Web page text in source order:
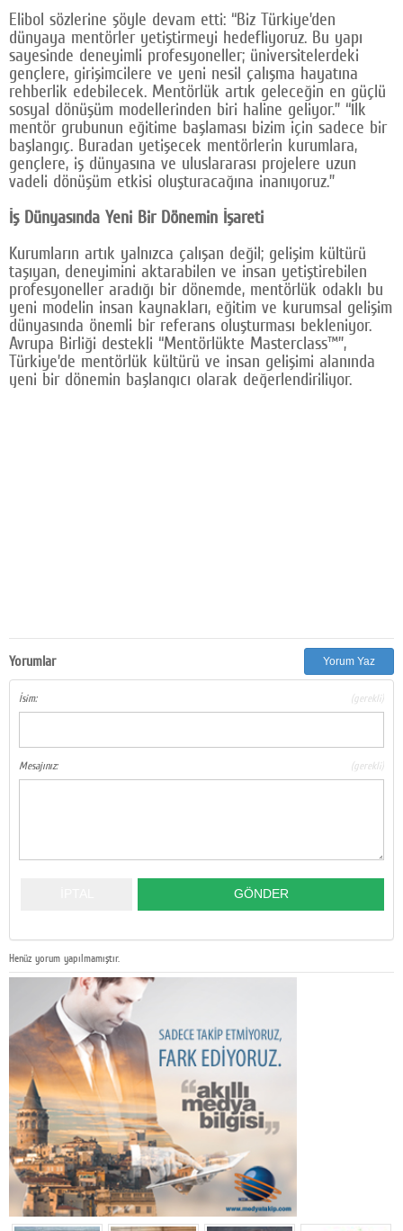
Elibol sözlerine şöyle devam etti: “Biz Türkiye’den
dünyaya mentörler yetiştirmeyi hedefliyoruz. Bu yapı
sayesinde deneyimli profesyoneller; üniversitelerdeki
gençlere, girişimcilere ve yeni nesil çalışma hayatına
rehberlik edebilecek. Mentörlük artık geleceğin en güçlü
sosyal dönüşüm modellerinden biri haline geliyor.” “İlk
mentör grubunun eğitime başlaması bizim için sadece bir
başlangıç. Buradan yetişecek mentörlerin kurumlara,
gençlere, iş dünyasına ve uluslararası projelere uzun
vadeli dönüşüm etkisi oluşturacağına inanıyoruz.”
İş Dünyasında Yeni Bir Dönemin İşareti
Kurumların artık yalnızca çalışan değil; gelişim kültürü
taşıyan, deneyimini aktarabilen ve insan yetiştirebilen
profesyoneller aradığı bir dönemde, mentörlük odaklı bu
yeni modelin insan kaynakları, eğitim ve kurumsal gelişim
dünyasında önemli bir referans oluşturması bekleniyor.
Avrupa Birliği destekli “Mentörlükte Masterclass™”,
Türkiye’de mentörlük kültürü ve insan gelişimi alanında
yeni bir dönemin başlangıcı olarak değerlendiriliyor.
Yorumlar Yorum Yaz
İsim: (gerekli)
Mesajınız: (gerekli)
Henüz yorum yapılmamıştır.